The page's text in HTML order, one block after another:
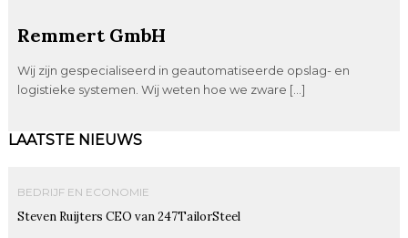
Remmert GmbH
Wij zijn gespecialiseerd in geautomatiseerde opslag- en
logistieke systemen. Wij weten hoe we zware […]
LAATSTE NIEUWS
BEDRIJF EN ECONOMIE
Steven Ruijters CEO van 247TailorSteel